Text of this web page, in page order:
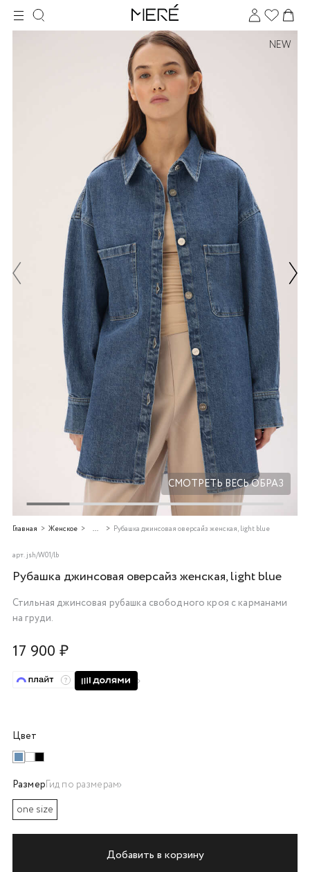
NEW
СМОТРЕТЬ ВЕСЬ ОБРАЗ
Главная Женское ... Рубашка джинсовая оверсайз женская, light blue
арт.jsh/W01/lb
Рубашка джинсовая оверсайз женская, light blue
Стильная джинсовая рубашка свободного кроя с карманами
на груди.
17 900 ₽
Цвет
РазмерГид по размерам
one size
Добавить в корзину
Для клиентов всех банков
на части
без переплат
График платежей
Добавляйте товары
в корзину
Оплачивайте сегодня только
% картой любого банка
Получайте товар
выбранный способом
Оставшиеся75% будут
списыватьсяс вашей карты
по
Подробнее
недели